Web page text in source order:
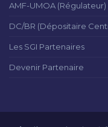
AMF-UMOA (Régulateur)
DC/BR (Dépositaire
Les SGI Partenaires
Devenir Partenaire